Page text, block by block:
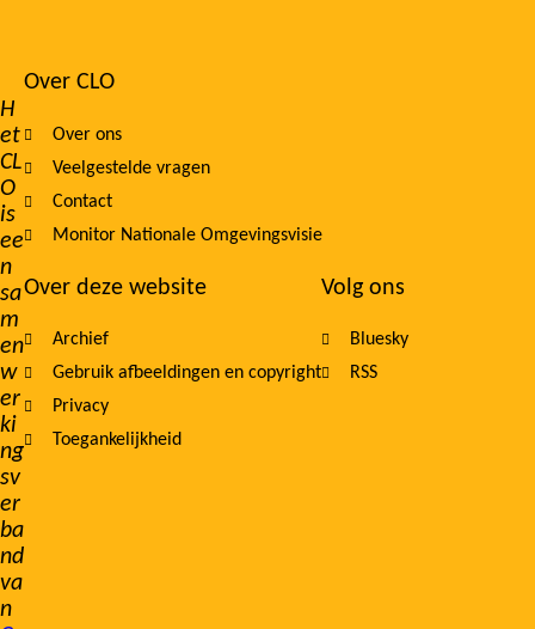
H
et
CL
O
is
ee
n
sa
m
en
w
er
ki
ng
sv
er
ba
nd
va
n
Footer
navigation
Over CLO
Over ons
Veelgestelde vragen
Contact
Monitor Nationale Omgevingsvisie
Over deze website
Archief
Gebruik afbeeldingen en copyright
Privacy
Toegankelijkheid
Volg ons
Bluesky
RSS